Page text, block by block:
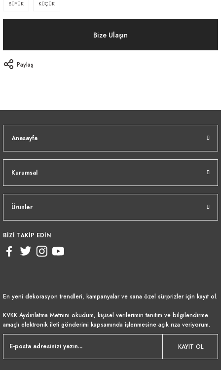
BÜYÜK KÜÇÜK
Bize Ulaşın
Paylaş
Anasayfa
Kurumsal
Ürünler
BİZİ TAKİP EDİN
En yeni dekorasyon trendleri, kampanyalar ve sana özel sürprizler için kayıt ol.
KVKK Aydınlatma Metnini okudum, kişisel verilerimin tanıtım ve bilgilendirme
amaçlı elektronik ileti gönderimi kapsamında işlenmesine açık rıza veriyorum.
KAYIT OL